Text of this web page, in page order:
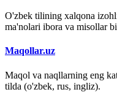
O'zbek tilining xalqona
ma'nolari ibora va misollar
Maqollar.uz
Maqol va naqllarning eng
tilda (o'zbek, rus, ingliz).